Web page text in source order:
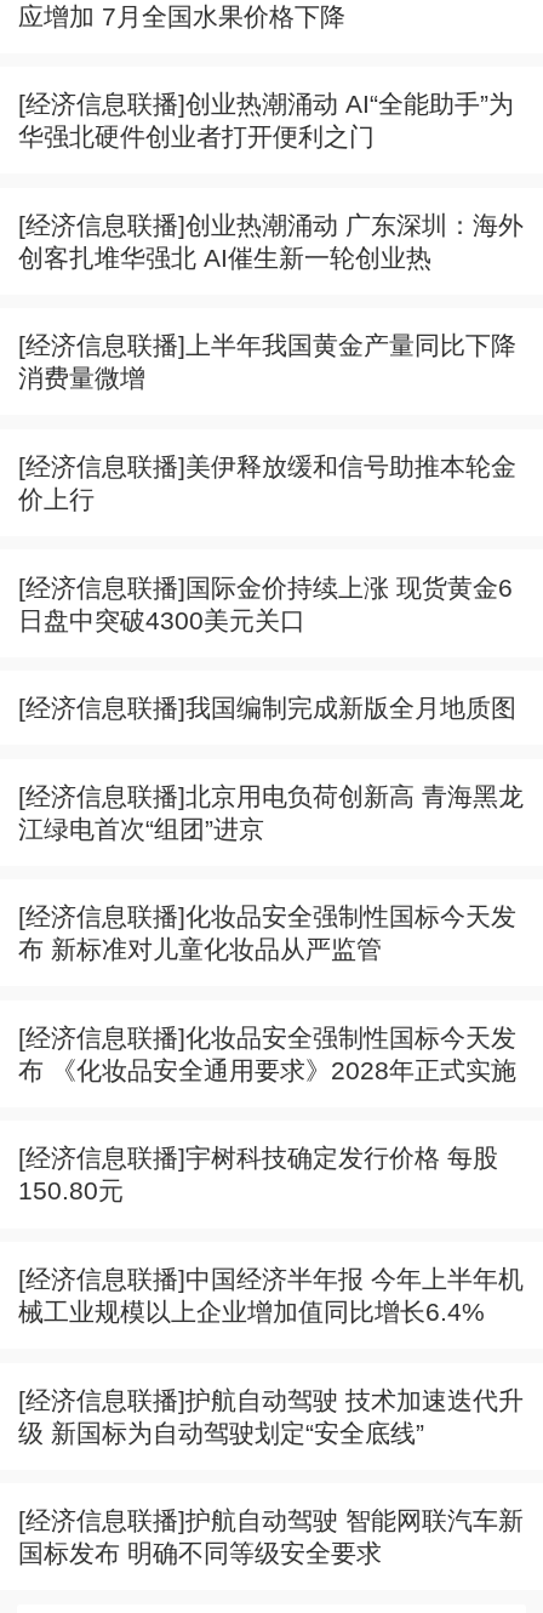
应增加 7月全国水果价格下降
[经济信息联播]创业热潮涌动 AI“全能助手”为
华强北硬件创业者打开便利之门
[经济信息联播]创业热潮涌动 广东深圳：海外
创客扎堆华强北 AI催生新一轮创业热
[经济信息联播]上半年我国黄金产量同比下降
消费量微增
[经济信息联播]美伊释放缓和信号助推本轮金
价上行
[经济信息联播]国际金价持续上涨 现货黄金6
日盘中突破4300美元关口
[经济信息联播]我国编制完成新版全月地质图
[经济信息联播]北京用电负荷创新高 青海黑龙
江绿电首次“组团”进京
[经济信息联播]化妆品安全强制性国标今天发
布 新标准对儿童化妆品从严监管
[经济信息联播]化妆品安全强制性国标今天发
布 《化妆品安全通用要求》2028年正式实施
[经济信息联播]宇树科技确定发行价格 每股
150.80元
[经济信息联播]中国经济半年报 今年上半年机
械工业规模以上企业增加值同比增长6.4%
[经济信息联播]护航自动驾驶 技术加速迭代升
级 新国标为自动驾驶划定“安全底线”
[经济信息联播]护航自动驾驶 智能网联汽车新
国标发布 明确不同等级安全要求